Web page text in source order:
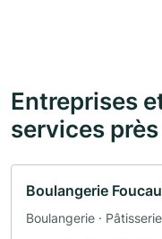
Entreprises
services
Boulangerie
Boulangerie · Pâtisserie